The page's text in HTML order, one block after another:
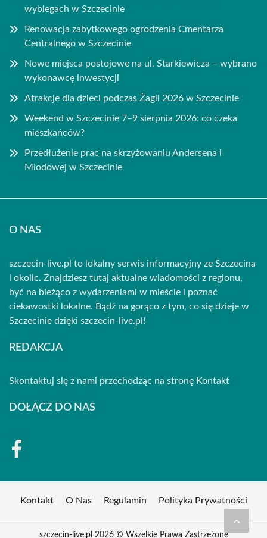
wybiegach w Szczecinie
Renowacja zabytkowego ogrodzenia Cmentarza
Centralnego w Szczecinie
Nowe miejsca postojowe na ul. Starkiewicza – wybrano
wykonawcę inwestycji
Atrakcje dla dzieci podczas Żagli 2026 w Szczecinie
Weekend w Szczecinie 7–9 sierpnia 2026: co czeka
mieszkańców?
Przedłużenie prac na skrzyżowaniu Andersena i
Miodowej w Szczecinie
O NAS
szczecin-live.pl to lokalny serwis informacyjny ze Szczecina
i okolic. Znajdziesz tutaj aktualne wiadomości z regionu,
być na bieżąco z wydarzeniami w mieście i poznać
ciekawostki lokalne. Bądź na gorąco z tym, co się dzieje w
Szczecinie dzięki szczecin-live.pl!
REDAKCJA
Skontaktuj się z nami przechodząc na stronę Kontakt
DOŁĄCZ DO NAS
Kontakt O Nas Regulamin Polityka Prywatności
szczecin-live.pl 2026 © Wszelkie Prawa Zastrzeżone